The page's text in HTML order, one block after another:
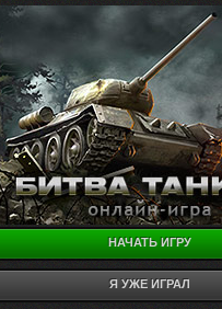
НАЧАТЬ ИГРУ
Я УЖЕ ИГРАЛ